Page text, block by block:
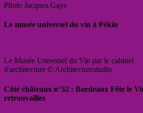
Photo Jacques Gaye
Le musée universel du vin à Pékin
Le Musée Universel du Vin par le cabinet
d'architecture © Architecturestudio
Côté châteaux n°32 : Bordeaux Fête le
retrouvailles